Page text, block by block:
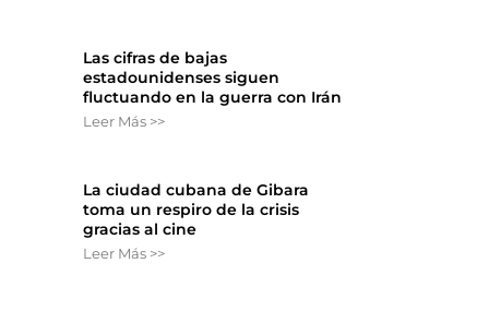
Las cifras de bajas
estadounidenses siguen
fluctuando en la guerra con Irán
Leer Más >>
La ciudad cubana de Gibara
toma un respiro de la crisis
gracias al cine
Leer Más >>